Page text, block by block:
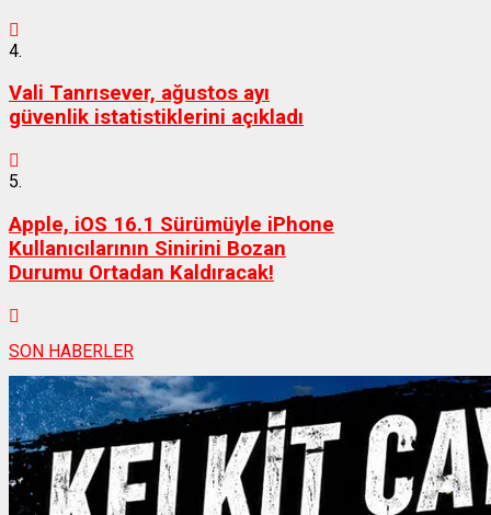
4.
Vali Tanrısever, ağustos ayı
güvenlik istatistiklerini açıkladı
5.
Apple, iOS 16.1 Sürümüyle iPhone
Kullanıcılarının Sinirini Bozan
Durumu Ortadan Kaldıracak!
SON HABERLER